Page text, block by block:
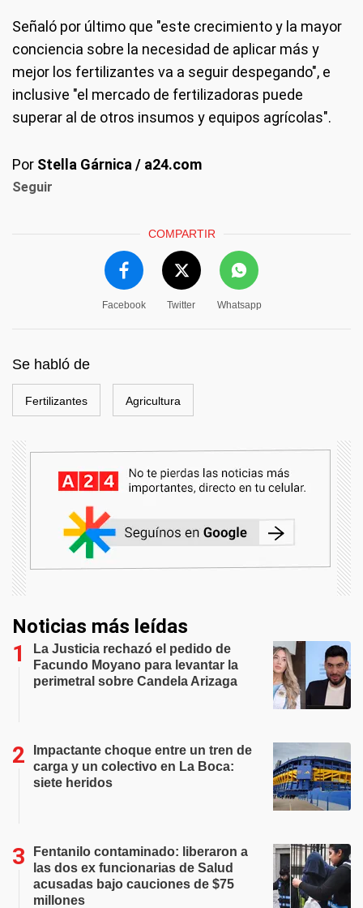
Señaló por último que "este crecimiento y la mayor
conciencia sobre la necesidad de aplicar más y
mejor los fertilizantes va a seguir despegando", e
inclusive "el mercado de fertilizadoras puede
superar al de otros insumos y equipos agrícolas".
Por Stella Gárnica / a24.com
Seguir
COMPARTIR
Facebook Twitter Whatsapp
Se habló de
Fertilizantes Agricultura
Noticias más leídas
La Justicia rechazó el pedido de
Facundo Moyano para levantar la
perimetral sobre Candela Arizaga
Impactante choque entre un tren de
carga y un colectivo en La Boca:
siete heridos
Fentanilo contaminado: liberaron a
las dos ex funcionarias de Salud
acusadas bajo cauciones de $75
millones